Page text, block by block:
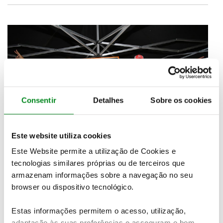
Consentir Detalhes Sobre os cookies
Este website utiliza cookies
Este Website permite a utilização de Cookies e
tecnologias similares próprias ou de terceiros que
armazenam informações sobre a navegação no seu
browser ou dispositivo tecnológico.
Estas informações permitem o acesso, utilização,
Apesar de ser natural de Lisboa, Inês viveu grande
parte da sua vida no Algarve. Aos 32 anos, ela é uma
mulher muito bonita e extraordinariamente
simpática, possuindo grande popularidade no meio